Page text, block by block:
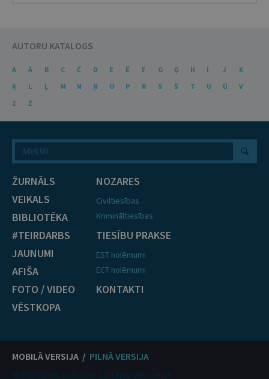
AUTORU KATALOGS
A Ā B C Č D E Ē F G Ģ H I J
K
Ķ
L Ļ M N Ņ O P R S Š T U Ū
V
Z
Ž
ŽURNĀLS
VEIKALS
BIBLIOTĒKA
#TEIRDARBS
JAUNUMI
AFIŠA
FOTO / VIDEO
VĒSTKOPA
NOZARES
Civiltiesības
Krimināltiesības
TIESĪBU PRAKSE
EST nolēmumi
ECT nolēmumi
KONTAKTI
MOBILĀ VERSIJA / PILNĀ VERSIJA
© Oficiālais izdevējs Latvijas Vēstnesis